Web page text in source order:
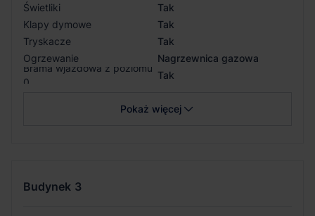
Świetliki
Tak
Klapy dymowe
Tak
Tryskacze
Tak
Ogrzewanie
Nagrzewnica gazowa
Brama wjazdowa z poziomu
0
Tak
Pokaż więcej
Budynek 3